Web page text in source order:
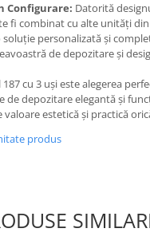
Configurare: Datorită
fi combinat cu alte unități
soluție personalizată și
de depozitare și
cu 3 uși este alegerea
de depozitare elegantă și
valoare estetică și practică
produs